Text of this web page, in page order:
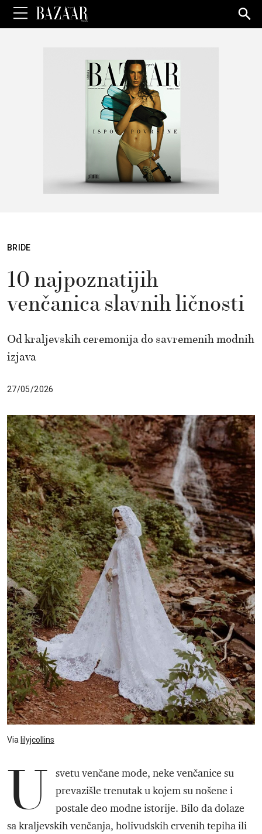
for:
BRIDE
10 najpoznatijih
venčanica slavnih ličnosti
Od kraljevskih ceremonija do savremenih modnih
izjava
27/05/2026
Via lilyjcollins
U
svetu venčane mode, neke venčanice su
prevazišle trenutak u kojem su nošene i
postale deo modne istorije. Bilo da dolaze
sa kraljevskih venčanja, holivudskih crvenih tepiha ili